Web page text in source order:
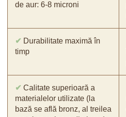
de aur: 6-8 microni
✔ Durabilitate maximă în
timp
✔ Calitate superioară a
materialelor utilizate (la
bază se află bronz, al treilea